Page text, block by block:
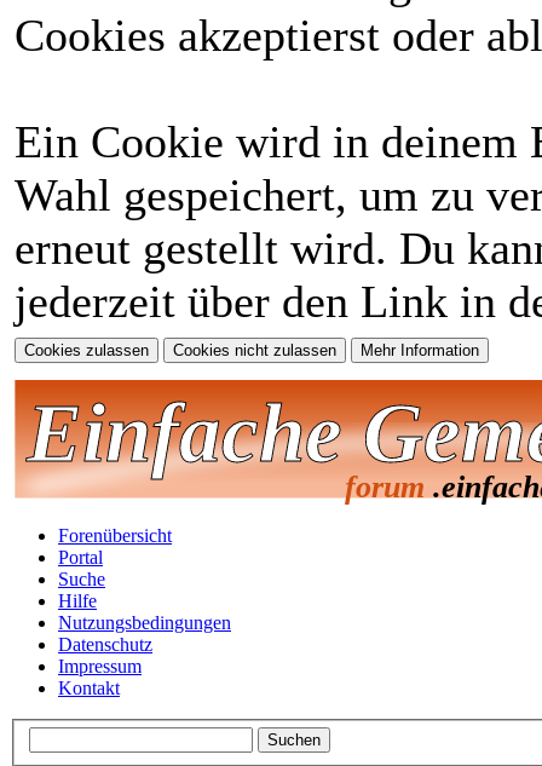
Cookies akzeptierst oder
Ein Cookie wird in deinem
Wahl gespeichert, um zu
erneut gestellt wird. Du
jederzeit über den Link in
Einfache
forum
Forenübersicht
Portal
Suche
Hilfe
Nutzungsbedingungen
Datenschutz
Impressum
Kontakt